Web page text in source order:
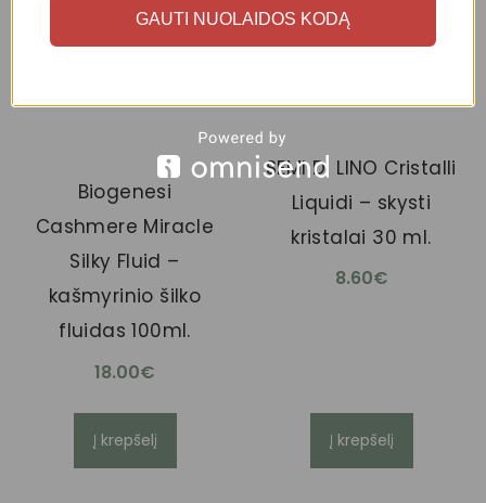
Biogenesi
Cashmere Miracle
Silky Fluid –
kašmyrinio šilko
fluidas 100ml.
18.00€
Į krepšelį
SEMI DI LINO Cristalli
Liquidi – skysti
kristalai 30 ml.
8.60€
Į krepšelį
GAUTI NUOLAIDOS KODĄ